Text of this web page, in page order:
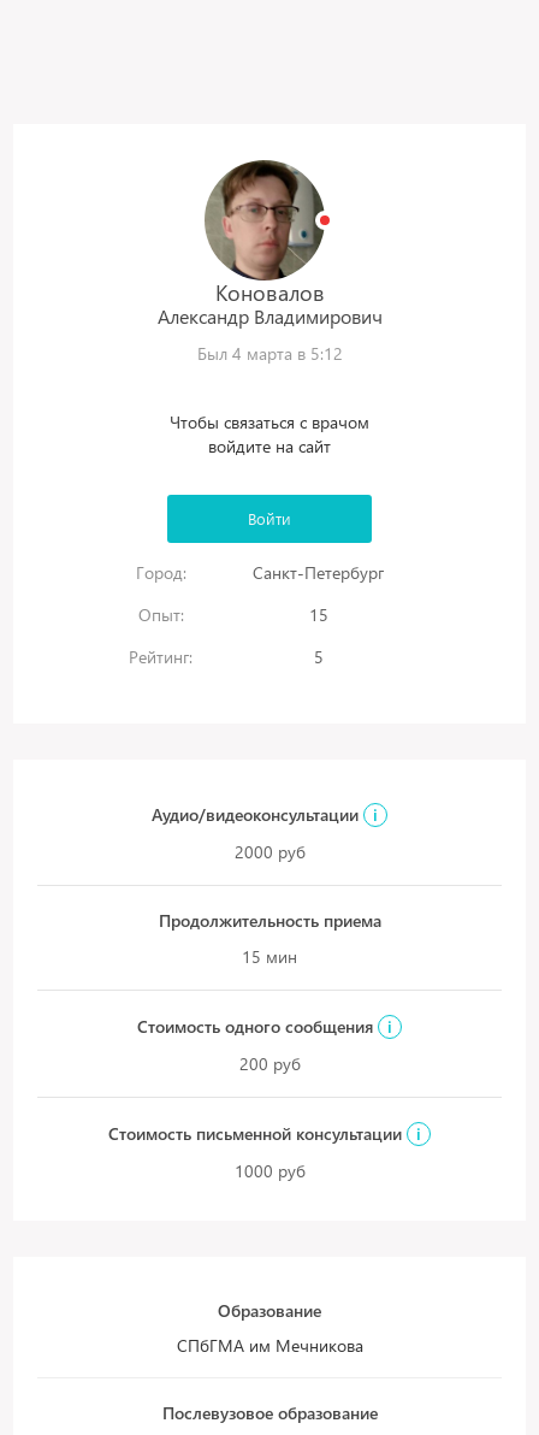
Коновалов
Александр Владимирович
Был 4 марта в 5:12
Чтобы связаться с врачом
войдите на сайт
Войти
Город:
Санкт-Петербург
Опыт:
15
Рейтинг:
5
Аудио/видеоконсультации
i
2000 руб
Продолжительность приема
15 мин
Стоимость одного сообщения
i
200 руб
Стоимость письменной консультации
i
1000 руб
Образование
СПбГМА им Мечникова
Послевузовое образование